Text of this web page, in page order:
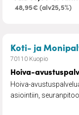
48,95€ (alv25,5%)
Koti- ja
70110 Kuopio
Hoiva-
Hoiva-
asiointiin,